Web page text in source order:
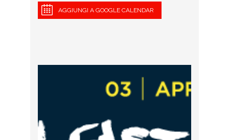
AGGIUNGI A GOOGLE CALENDAR